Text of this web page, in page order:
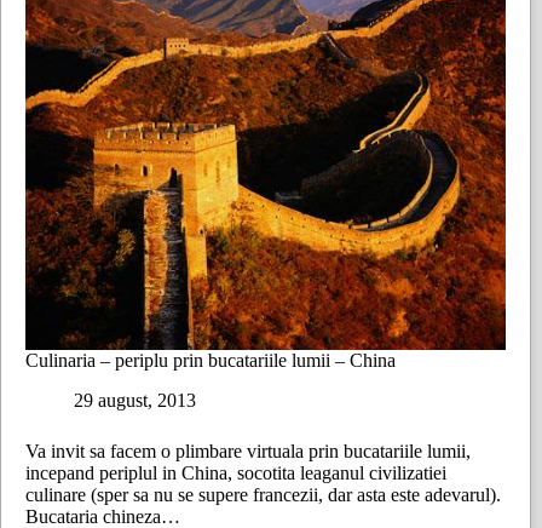
Culinaria – periplu prin bucatariile lumii – China
29 august, 2013
Va invit sa facem o plimbare virtuala prin bucatariile lumii,
incepand periplul in China, socotita leaganul civilizatiei
culinare (sper sa nu se supere francezii, dar asta este adevarul).
Bucataria chineza…